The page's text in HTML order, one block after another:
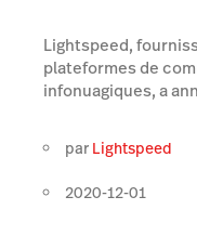
Lightspeed,
plateformes de
infonuagiques, a
par Lightspeed
2020-12-01